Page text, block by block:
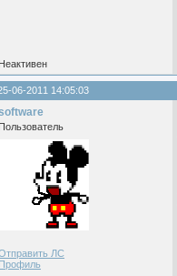
Неактивен
06-2011 14:05:03
Пользователь
ЛС
Профиль